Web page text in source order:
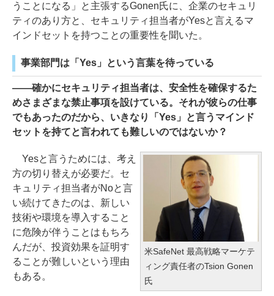
うことになる」と主張するGonen氏に、企業のセキュリ
ティのあり方と、セキュリティ担当者がYesと言えるマ
インドセットを持つことの重要性を聞いた。
事業部門は「Yes」という言葉を待っている
――確かにセキュリティ担当者は、安全性を確保するた
めさまざまな禁止事項を設けている。それが彼らの仕事
でもあったのだから、いきなり「Yes」と言うマインド
セットを持てと言われても難しいのではないか？
米SafeNet 最高戦略マーケテ
ィング責任者のTsion Gonen
氏
Yesと言うためには、考え
方の切り替えが必要だ。セ
キュリティ担当者がNoと言
い続けてきたのは、新しい
技術や環境を導入すること
に危険が伴うことはもちろ
んだが、投資効果を証明す
ることが難しいという理由
もある。